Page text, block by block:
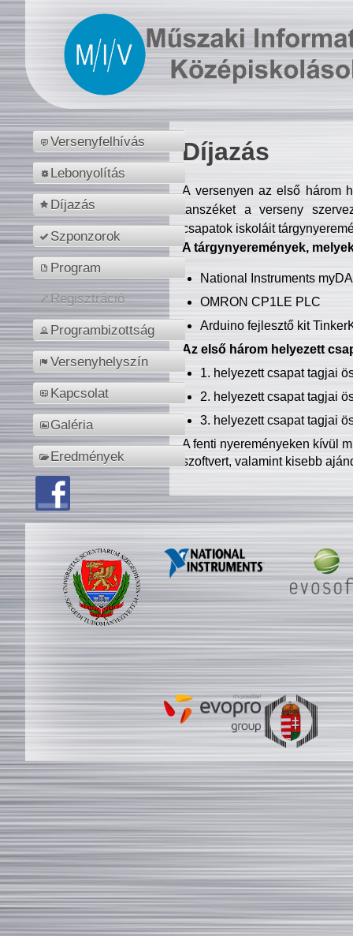
Versenyfelhívás
Lebonyolítás
Díjazás
Szponzorok
Program
Regisztráció
Programbizottság
Versenyhelyszín
Kapcsolat
Galéria
Eredmények
Díjazás
A versenyen az első három
tanszéket a verseny
csapatok iskoláit
A tárgynyeremények,
National Instruments
OMRON CP1LE PLC
Arduino fejlesztő kit
Az első három helyezett
1. helyezett csapat tagjai
2. helyezett csapat tagjai
3. helyezett csapat tagjai
A fenti nyereményeken kívül
szoftvert, valamint kisebb